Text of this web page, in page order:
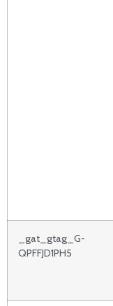
_gat_gtag_G-
QPFFJD1PH5